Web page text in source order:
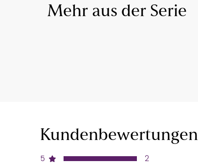
Mehr aus der Serie
Kundenbewertungen
5
2